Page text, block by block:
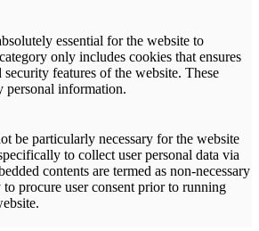
essential for the website to
only includes cookies that ensures
features of the website. These
personal information.
be particularly necessary for the website
to collect user personal data via
contents are termed as non-necessary
procure user consent prior to running